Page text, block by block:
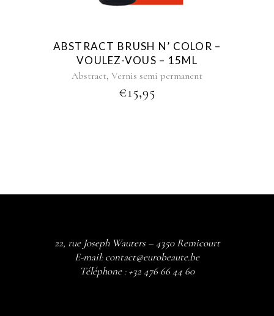
ABSTRACT BRUSH N’ COLOR –
VOULEZ-VOUS – 15ML
Abstract, Vernis semi permanent
€15,95
22, rue Joseph Wauters – 4350 Remicourt
E-mail:contact@eurobeaute.be
Téléphone :+32 476 66 44 60